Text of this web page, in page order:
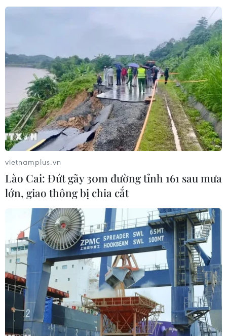
Các lực lượng do Mỹ ủng hộ đẩy mạnh tấn
công IS tại Syria và Iraq
10/11/2016 04:57
Ngày 9/11, các lực lượng do Mỹ ủng hộ đã đẩy mạnh
các cuộc tấn công nhằm vào các thành trì của tổ chức
“Nhà nước Hồi giáo” tự xưng (IS) tại Syria và Iraq.
vietnamplus.vn
Lào Cai: Đứt gãy 30m đường tỉnh 161 sau mưa
lớn, giao thông bị chia cắt